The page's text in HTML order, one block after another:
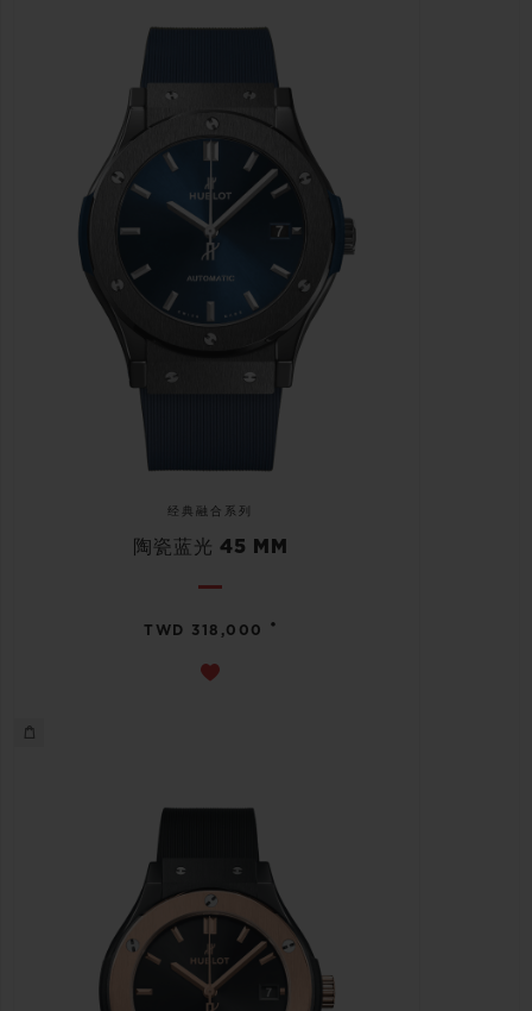
经典融合系列
陶瓷蓝光 45 MM
TWD 318,000 •